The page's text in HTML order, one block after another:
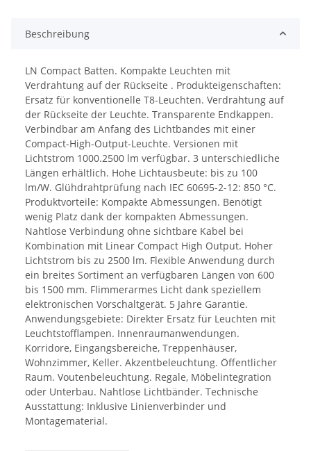
Beschreibung
LN Compact Batten. Kompakte Leuchten mit
Verdrahtung auf der Rückseite . Produkteigenschaften:
Ersatz für konventionelle T8-Leuchten. Verdrahtung auf
der Rückseite der Leuchte. Transparente Endkappen.
Verbindbar am Anfang des Lichtbandes mit einer
Compact-High-Output-Leuchte. Versionen mit
Lichtstrom 1000.2500 lm verfügbar. 3 unterschiedliche
Längen erhältlich. Hohe Lichtausbeute: bis zu 100
lm/W. Glühdrahtprüfung nach IEC 60695-2-12: 850 °C.
Produktvorteile: Kompakte Abmessungen. Benötigt
wenig Platz dank der kompakten Abmessungen.
Nahtlose Verbindung ohne sichtbare Kabel bei
Kombination mit Linear Compact High Output. Hoher
Lichtstrom bis zu 2500 lm. Flexible Anwendung durch
ein breites Sortiment an verfügbaren Längen von 600
bis 1500 mm. Flimmerarmes Licht dank speziellem
elektronischen Vorschaltgerät. 5 Jahre Garantie.
Anwendungsgebiete: Direkter Ersatz für Leuchten mit
Leuchtstofflampen. Innenraumanwendungen.
Korridore, Eingangsbereiche, Treppenhäuser,
Wohnzimmer, Keller. Akzentbeleuchtung. Öffentlicher
Raum. Voutenbeleuchtung. Regale, Möbelintegration
oder Unterbau. Nahtlose Lichtbänder. Technische
Ausstattung: Inklusive Linienverbinder und
Montagematerial.